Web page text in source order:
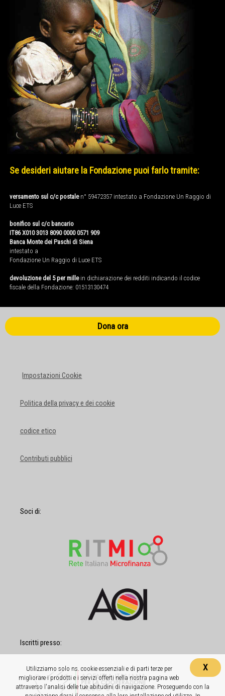
Se desideri aiutare la Fondazione puoi farlo tramite:
versamento sul c/c postalen° 59472357 intestato a Fondazione Un Raggio di
Luce ETS
bonifico sul c/c bancario
IT86 X010 3013 8090 0000 0571 909
Banca Monte dei Paschi di Siena
intestato a
Fondazione Un Raggio di Luce ETS
devoluzione del 5 per millein dichiarazione dei redditi indicando il codice
fiscale della Fondazione: 01513130474
Dona ora
Impostazioni Cookie
Politica della privacy e dei cookie
codice etico
Contributi pubblici
Soci di:
Iscritti presso:
X
Utilizziamo solo ns. cookie essenziali e di parti terze per
migliorare i prodotti e i servizi offerti nella nostra pagina web
attraverso l'analisi delle tue abitudini di navigazione. Proseguendo con la